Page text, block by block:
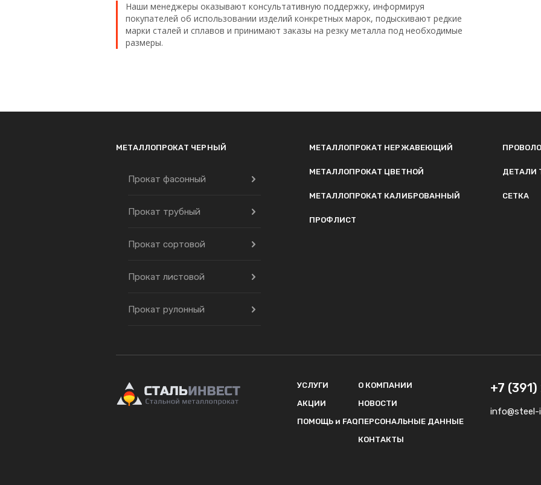
Наши менеджеры оказывают консультативную поддержку, информируя
покупателей об использовании изделий конкретных марок, подыскивают редкие
марки сталей и сплавов и принимают заказы на резку металла под необходимые
размеры.
МЕТАЛЛОПРОКАТ ЧЕРНЫЙ
Прокат фасонный
Прокат трубный
Прокат сортовой
Прокат листовой
Прокат рулонный
МЕТАЛЛОПРОКАТ НЕРЖАВЕЮЩИЙ
МЕТАЛЛОПРОКАТ ЦВЕТНОЙ
МЕТАЛЛОПРОКАТ КАЛИБРОВАННЫЙ
ПРОФЛИСТ
ДЕТАЛИ
СЕТКА
УСЛУГИ
АКЦИИ
ПОМОЩЬ и FAQ
О КОМПАНИИ
НОВОСТИ
ПЕРСОНАЛЬНЫЕ ДАННЫЕ
КОНТАКТЫ
+7
info@steel-